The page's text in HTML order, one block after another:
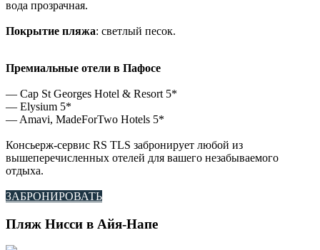
вода прозрачная.
Покрытие пляжа: светлый песок.
Премиальные отели в Пафосе
— Cap St Georges Hotel & Resort 5*
— Elysium 5*
— Amavi, MadeForTwo Hotels 5*
Консьерж-сервис RS TLS забронирует любой из
вышеперечисленных отелей для вашего незабываемого
отдыха.
ЗАБРОНИРОВАТЬ
Пляж Нисси в Айя-Напе